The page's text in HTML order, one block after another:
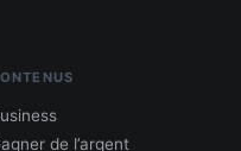
de l’argent